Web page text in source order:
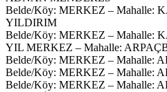
Belde/Köy: MERKEZ – Mahalle:
YILDIRIM
Belde/Köy: MERKEZ – Mahalle:
YIL MERKEZ – Mahalle:
Belde/Köy: MERKEZ – Mahalle:
Belde/Köy: MERKEZ – Mahalle:
Belde/Köy: MERKEZ – Mahalle: